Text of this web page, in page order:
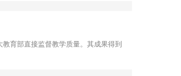
育部直接监督教学质量。其成果得到